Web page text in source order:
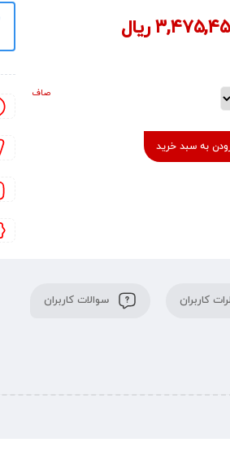
ریال
صاف
به سبد خرید
کاربران سوالات کاربران